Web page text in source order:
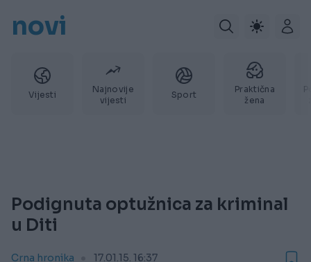
novi
Vijesti
Najnovije
vijesti
Sport
Praktična
žena
Podignuta optužnica za kriminal
u Diti
Crna hronika 17.01.15. 16:37